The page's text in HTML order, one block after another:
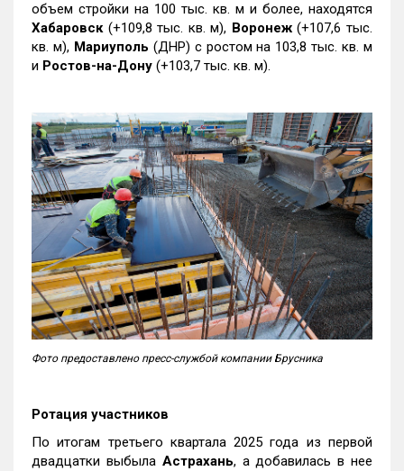
объем стройки на 100 тыс. кв. м и более, находятся
Хабаровск (+109,8 тыс. кв. м), Воронеж(+107,6 тыс.
кв. м), Мариуполь (ДНР) с ростом на 103,8 тыс. кв. м
и Ростов-на-Дону (+103,7 тыс. кв. м).
Фото предоставлено пресс-службой компании Брусника
Ротация участников
По итогам третьего квартала 2025 года из первой
двадцатки выбыла Астрахань, а добавилась в нее